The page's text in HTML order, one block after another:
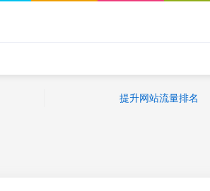
提升网站流量排名